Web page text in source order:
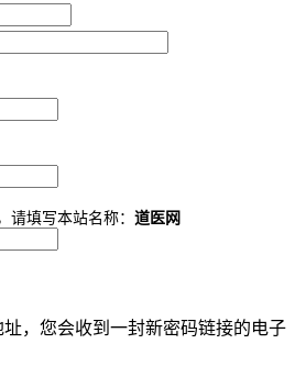
请填写本站名称： 道医网
，您会收到一封新密码链接的电子